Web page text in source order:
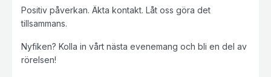
Positiv påverkan. Äkta kontakt. Låt oss göra det
tillsammans.
Nyfiken? Kolla in vårt nästa evenemang och bli en del av
rörelsen!